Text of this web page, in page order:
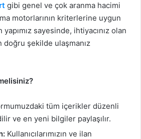
gibi genel ve çok aranma hacimi
motorlarının kriterlerine uygun
sayesinde, ihtiyacınız olan
doğru şekilde ulaşmanız
tüm içerikler düzenli
ve en yeni bilgiler paylaşılır.
Kullanıcılarımızın ve ilan